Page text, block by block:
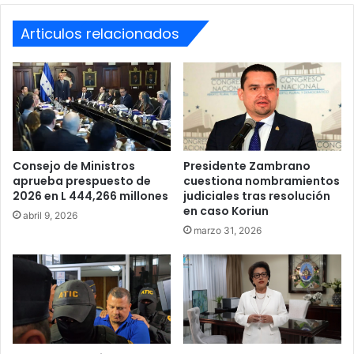
Articulos relacionados
Consejo de Ministros
aprueba prespuesto de
2026 en L 444,266 millones
abril 9, 2026
Presidente Zambrano
cuestiona nombramientos
judiciales tras resolución
en caso Koriun
marzo 31, 2026